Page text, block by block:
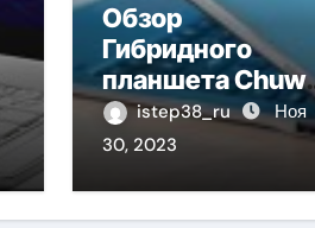
Обзор
Гибридного
планшета Chuwi
13 istep38_ru
Ноя
30, 2023